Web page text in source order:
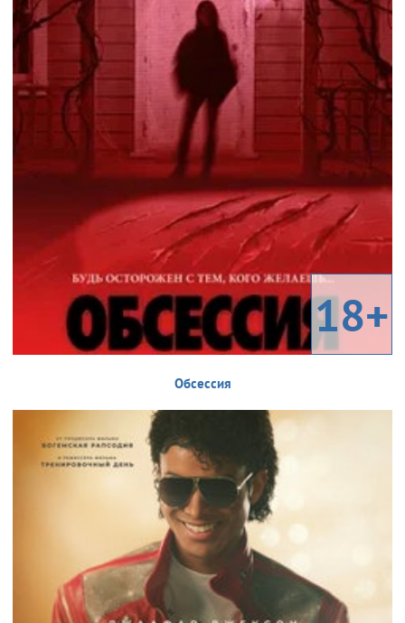
18+
Обсессия